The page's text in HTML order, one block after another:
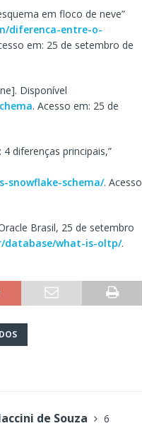
em floco de neve”
diferenca-entre-o-
em: 25 de setembro de
Disponível
. Acesso em: 25 de
diferenças principais,”
snowflake-schema/. Acesso
Brasil, 25 de setembro
database/what-is-oltp/.
de Souza
6